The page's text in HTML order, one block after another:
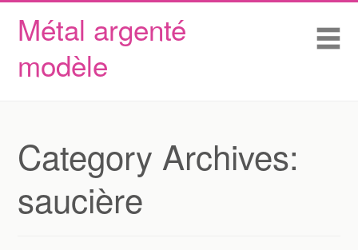
Métal argenté
modèle
Skip to content
Accueil
Conditions d’utilisation
Category Archives:
saucière